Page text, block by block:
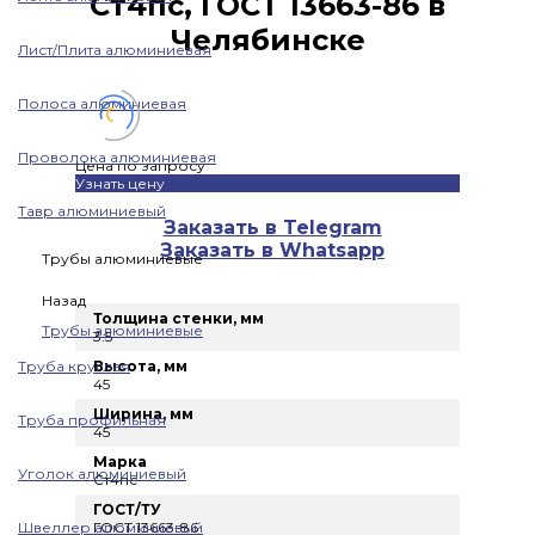
Лист/Плита алюминиевая
Полоса алюминиевая
Проволока алюминиевая
Тавр алюминиевый
Трубы алюминиевые
Назад
Трубы алюминиевые
Труба круглая
Труба профильная
Уголок алюминиевый
Швеллер алюминиевый
Челябинске
Цена по запросу
Узнать цену
Заказать в Telegram
Заказать в Whatsapp
Толщина стенки, мм
3.5
Высота, мм
45
Ширина, мм
45
Марка
Ст4пс
ГОСТ/ТУ
ГОСТ 13663-86